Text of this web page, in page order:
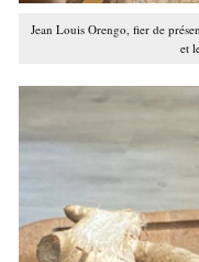
Jean Louis Orengo, fier de
et